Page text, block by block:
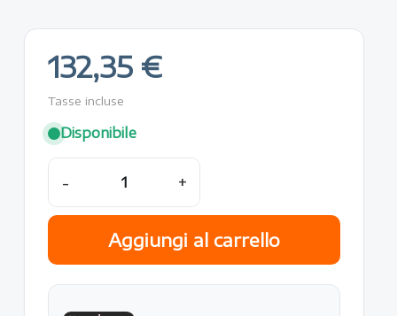
132,35 €
Tasse incluse
Disponibile
- +
Aggiungi al carrello